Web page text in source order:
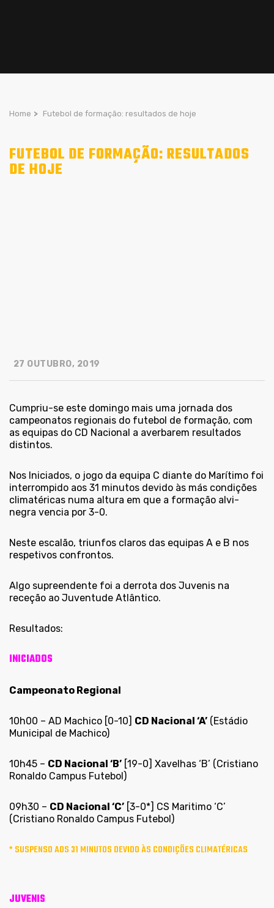
Home > Futebol de formação: resultados de hoje
FUTEBOL DE FORMAÇÃO: RESULTADOS
DE HOJE
27 OUTUBRO, 2019
Cumpriu-se este domingo mais uma jornada dos
campeonatos regionais do futebol de formação, com
as equipas do CD Nacional a averbarem resultados
distintos.
Nos Iniciados, o jogo da equipa C diante do Marítimo foi
interrompido aos 31 minutos devido às más condições
climatéricas numa altura em que a formação alvi-
negra vencia por 3-0.
Neste escalão, triunfos claros das equipas A e B nos
respetivos confrontos.
Algo supreendente foi a derrota dos Juvenis na
receção ao Juventude Atlântico.
Resultados:
INICIADOS
Campeonato Regional
10h00 – AD Machico [0-10] CD Nacional ‘A’ (Estádio
Municipal de Machico)
10h45 – CD Nacional ‘B’ [19-0] Xavelhas ‘B’ (Cristiano
Ronaldo Campus Futebol)
09h30 – CD Nacional ‘C’ [3-0*] CS Maritimo ‘C’
(Cristiano Ronaldo Campus Futebol)
* SUSPENSO AOS 31 MINUTOS DEVIDO ÀS CONDIÇÕES CLIMATÉRICAS
JUVENIS